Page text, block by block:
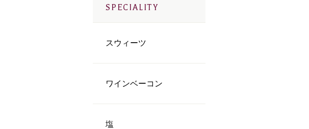
SPECIALITY
スウィーツ
ワインベーコン
塩